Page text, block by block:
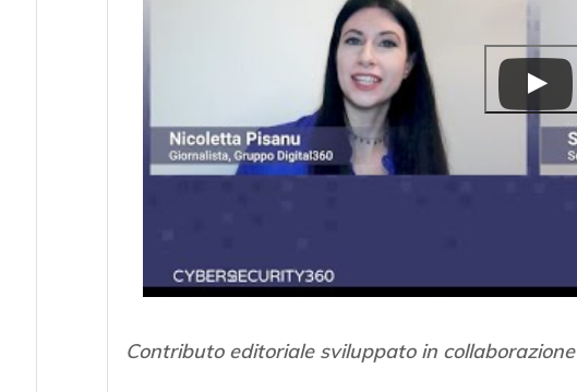
Contributo editoriale sviluppato in